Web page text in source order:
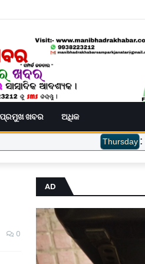
ପ୍ରମୁଖ ଖବର ଅଧିକ
Thursday:
0
AD